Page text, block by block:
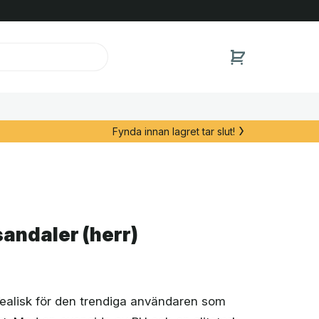
Fynda innan lagret tar slut!
(herr)
för den trendiga användaren som